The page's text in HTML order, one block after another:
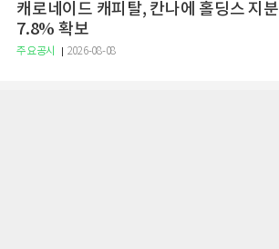
캐로네이드 캐피탈, 칸나에 홀딩스 지분
7.8% 확보
주요공시 2026-08-08